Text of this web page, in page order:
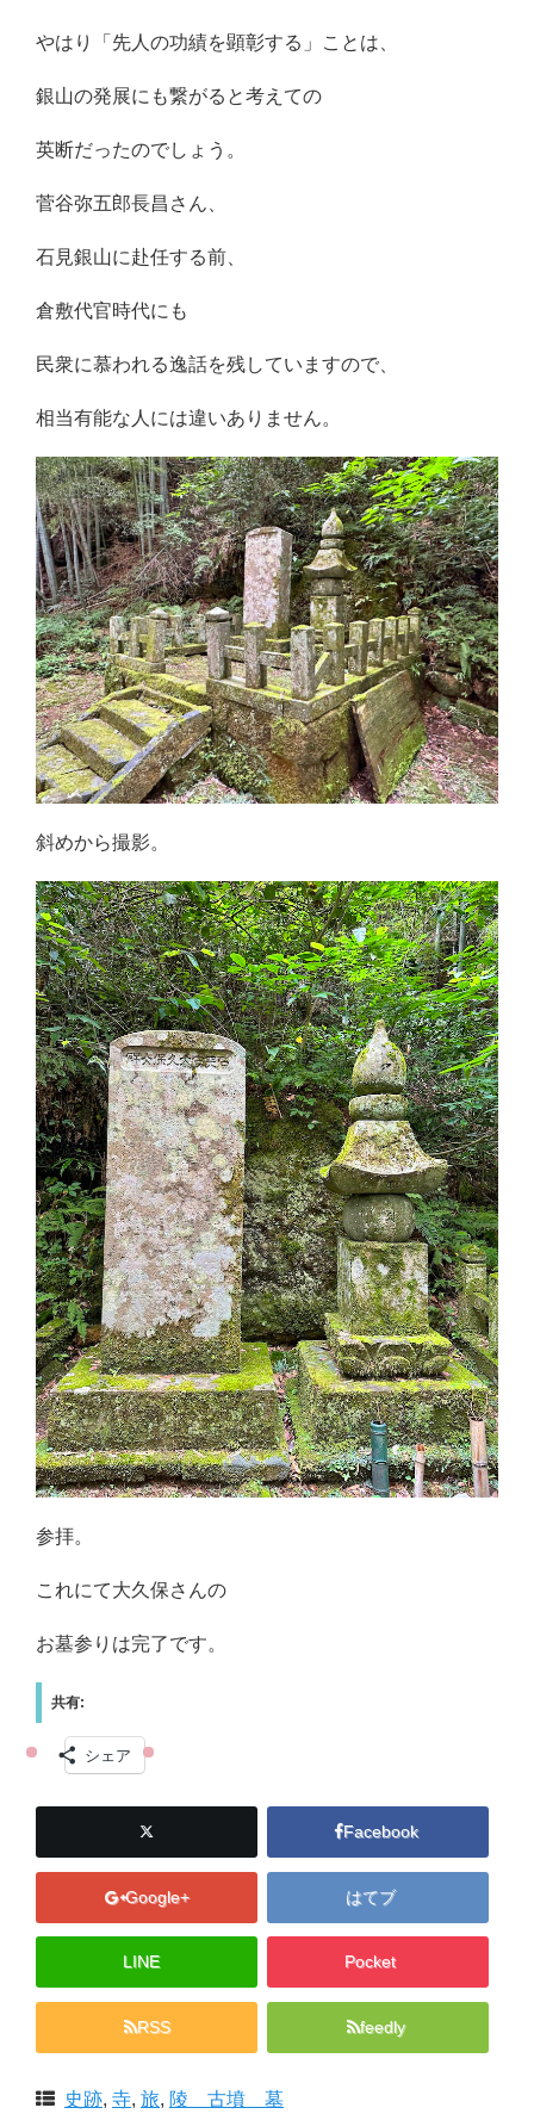
やはり「先人の功績を顕彰する」ことは、
銀山の発展にも繋がると考えての
英断だったのでしょう。
菅谷弥五郎長昌さん、
石見銀山に赴任する前、
倉敷代官時代にも
民衆に慕われる逸話を残していますので、
相当有能な人には違いありません。
斜めから撮影。
参拝。
これにて大久保さんの
お墓参りは完了です。
共有:
シェア
Facebook
Google+ はてブ
LINE Pocket
RSS feedly
史跡, 寺, 旅, 陵 古墳 墓